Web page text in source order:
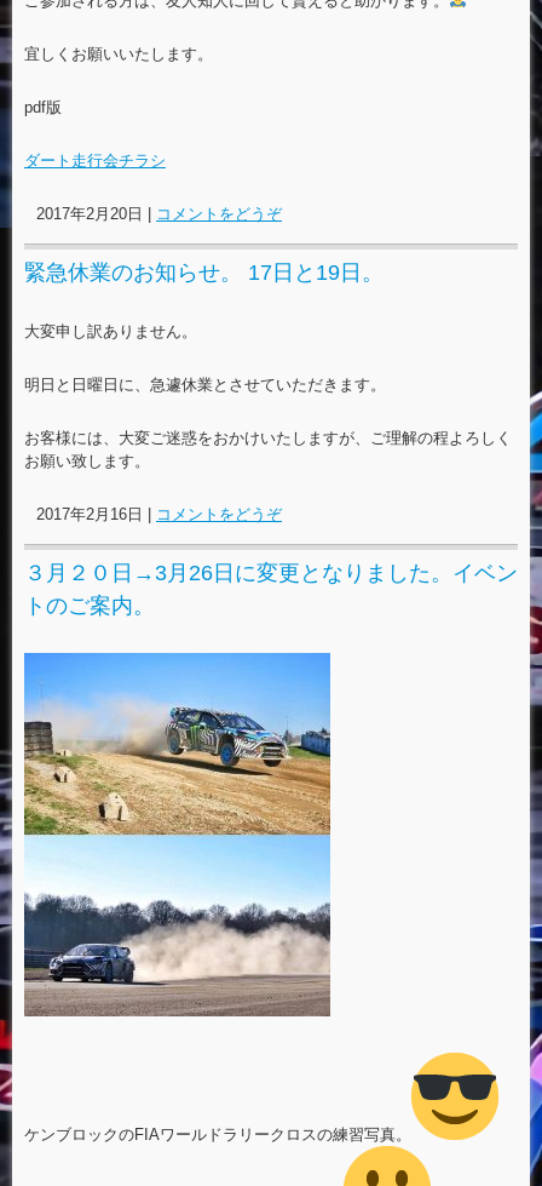
宜しくお願いいたします。
pdf版
ダート走行会チラシ
2017年2月20日 コメントをどうぞ
緊急休業のお知らせ。 17日と19日。
大変申し訳ありません。
明日と日曜日に、急遽休業とさせていただきます。
お客様には、大変ご迷惑をおかけいたしますが、ご理解の程よろしく
お願い致します。
2017年2月16日 コメントをどうぞ
３月２０日→3月26日に変更となりました。イベン
トのご案内。
ケンブロックのFIAワールドラリークロスの練習写真。